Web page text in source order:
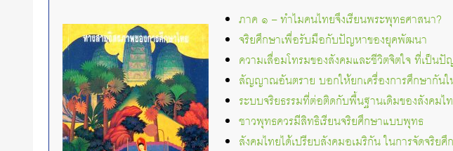
ภาค ๑ – ทำไมคนไทยจึงเรียนพระพุทธศาสนา?
จริยศึกษาเพื่อรับมือกับปัญหาของยุคพัฒนา
ความเสื่อมโทรมของสังคมและชีวิตจิตใจ ที่เป็น
สัญญาณอันตราย บอกให้ยกเครื่องการศึกษากัน
ระบบจริยธรรมที่ต่อติดกับพื้นฐานเดิมของสังคมไ
ชาวพุทธควรมีสิทธิเรียนจริยศึกษาแบบพุทธ
สังคมไทยได้เปรียบสังคมอเมริกัน ในการจัดจริย